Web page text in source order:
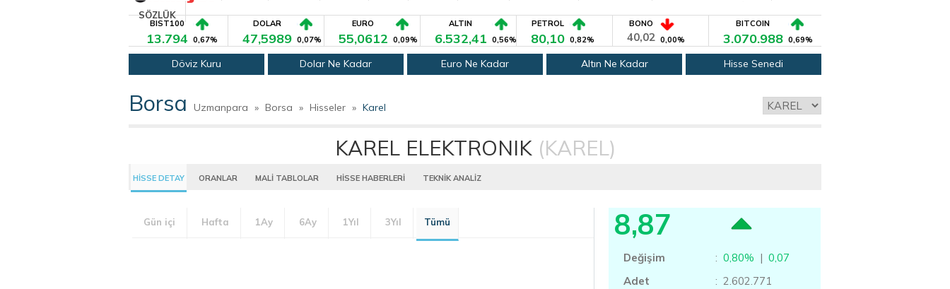
SÖZLÜK
BIST100
13.794 0,67%
DOLAR
47,5989 0,07%
EURO
55,0612 0,09%
ALTIN
6.532,41 0,56%
PETROL
80,10 0,82%
BONO
40,02 0,00%
BITCOIN
3.070.988 0,69%
Döviz Kuru Dolar Ne Kadar Euro Ne Kadar Altın Ne Kadar Hisse Senedi
Borsa Uzmanpara » Borsa » Hisseler » Karel
KAREL ELEKTRONIK (KAREL)
HİSSE DETAY ORANLAR MALİ TABLOLAR HİSSE HABERLERİ TEKNİK ANALİZ
Gün içi Hafta 1Ay 6Ay 1Yıl 3Yıl Tümü 8,87
Değişim : 0,80% | 0,07
Adet
: 2.602.771